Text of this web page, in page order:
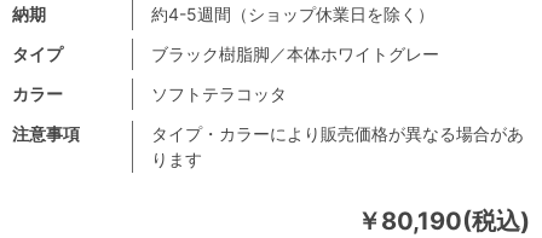
￥80,190(税込)
注意事項
タイプ・カラーにより販売価格が異なる場合があ
ります
納期
約4-5週間（ショップ休業日を除く）
タイプ
ブラック樹脂脚／本体ホワイトグレー
カラー
ソフトテラコッタ